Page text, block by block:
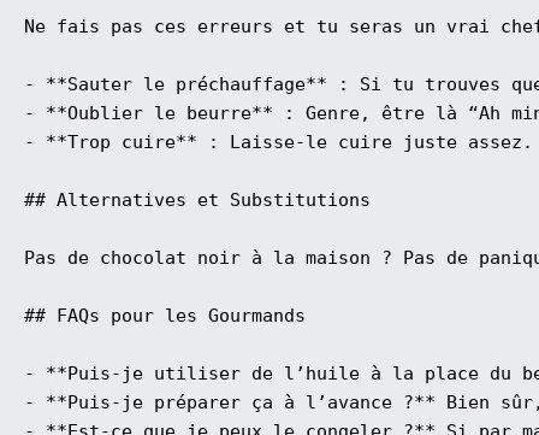
Ne fais pas ces erreurs et tu seras un vrai
- **Sauter le préchauffage** : Si tu trouves
- **Oublier le beurre** : Genre, être là “Ah
- **Trop cuire** : Laisse-le cuire juste assez.
## Alternatives et Substitutions
Pas de chocolat noir à la maison ? Pas de
## FAQs pour les Gourmands
- **Puis-je utiliser de l’huile à la place du
- **Puis-je préparer ça à l’avance ?** Bien